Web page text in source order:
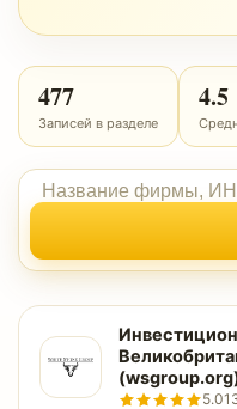
Записей в разделе
477 4.5
5.0